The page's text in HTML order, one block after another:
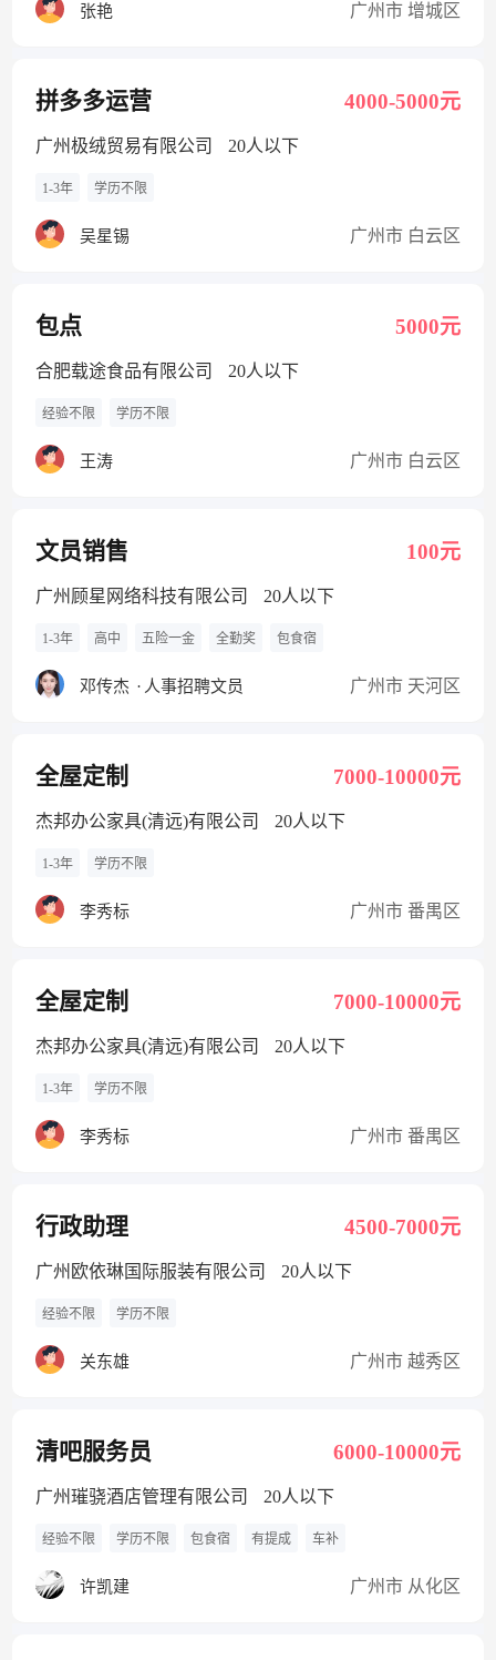
张艳 广州市 增城区
拼多多运营 4000-5000元
广州极绒贸易有限公司 20人以下
1-3年 学历不限
吴星锡 广州市 白云区
包点 5000元
合肥载途食品有限公司 20人以下
经验不限 学历不限
王涛 广州市 白云区
文员销售 100元
广州顾星网络科技有限公司 20人以下
1-3年 高中 五险一金 全勤奖 包食宿
邓传杰 · 人事招聘文员 广州市 天河区
全屋定制 7000-10000元
杰邦办公家具(清远)有限公司 20人以下
1-3年 学历不限
李秀标 广州市 番禺区
全屋定制 7000-10000元
杰邦办公家具(清远)有限公司 20人以下
1-3年 学历不限
李秀标 广州市 番禺区
行政助理 4500-7000元
广州欧依琳国际服装有限公司 20人以下
经验不限 学历不限
关东雄 广州市 越秀区
清吧服务员 6000-10000元
广州璀骁酒店管理有限公司 20人以下
经验不限 学历不限 包食宿 有提成 车补
许凯建 广州市 从化区